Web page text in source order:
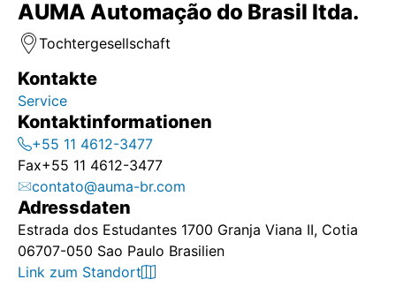
AUMA Automação do Brasil ltda.
Tochtergesellschaft
Kontakte
Service
Kontaktinformationen
+55 11 4612-3477
Fax+55 11 4612-3477
contato@auma-br.com
Adressdaten
Estrada dos Estudantes 1700 Granja Viana II, Cotia
06707-050 Sao Paulo Brasilien
Link zum Standort